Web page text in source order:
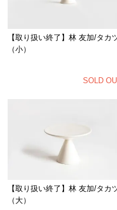
【取り扱い終了】林 友加/タカ
（小）
SOLD
【取り扱い終了】林 友加/タカ
（大）